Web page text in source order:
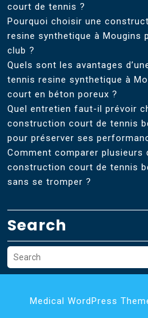
court de tennis ?
Pourquoi choisir une
resine synthetique à Mougins
club ?
Quels sont les avantages
tennis resine synthetique à
court en béton poreux ?
Quel entretien faut-il prévoir
construction court de tennis
pour préserver ses
Comment comparer plusieurs
construction court de tennis
sans se tromper ?
Search
Medical WordPress